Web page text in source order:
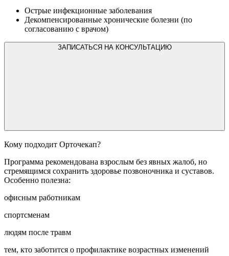
Острые инфекционные заболевания
Декомпенсированные хронические болезни (по
согласованию с врачом)
ЗАПИСАТЬСЯ НА КОНСУЛЬТАЦИЮ
Кому подходит Орточекап?
Программа рекомендована взрослым без явных жалоб, но
стремящимся сохранить здоровье позвоночника и суставов.
Особенно полезна:
офисным работникам
спортсменам
людям после травм
тем, кто заботится о профилактике возрастных изменений